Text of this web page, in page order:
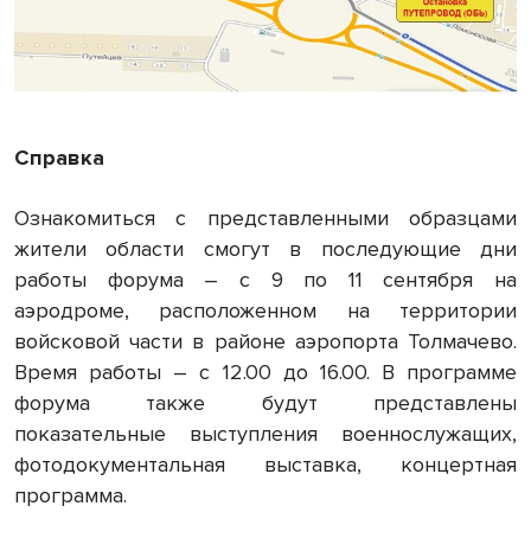
Справка
Ознакомиться с представленными образцами
жители области смогут в последующие дни
работы форума – с 9 по 11 сентября на
аэродроме, расположенном на территории
войсковой части в районе аэропорта Толмачево.
Время работы – с 12.00 до 16.00. В программе
форума также будут представлены
показательные выступления военнослужащих,
фотодокументальная выставка, концертная
программа.